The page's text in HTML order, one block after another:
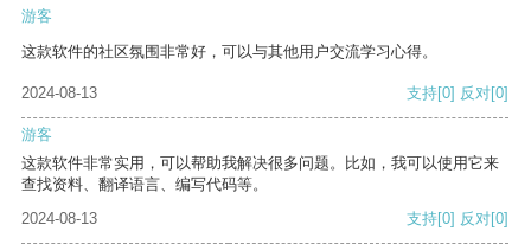
游客
这款软件的社区氛围非常好，可以与其他用户交流学习心得。
2024-08-13 支持[0] 反对[0]
游客
这款软件非常实用，可以帮助我解决很多问题。比如，我可以使用它来
查找资料、翻译语言、编写代码等。
2024-08-13
支持[0] 反对[0]